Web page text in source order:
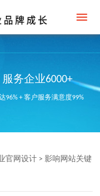
务企业6000+
96% + 客户服务满意度99%
官网设计 > 影响网站关键